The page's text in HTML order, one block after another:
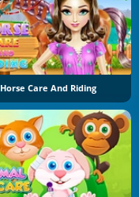
Horse Care And Riding